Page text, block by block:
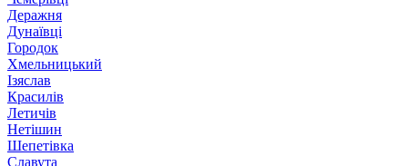
Деражня
Дунаївці
Городок
Хмельницький
Ізяслав
Красилів
Летичів
Нетішин
Шепетівка
Славута